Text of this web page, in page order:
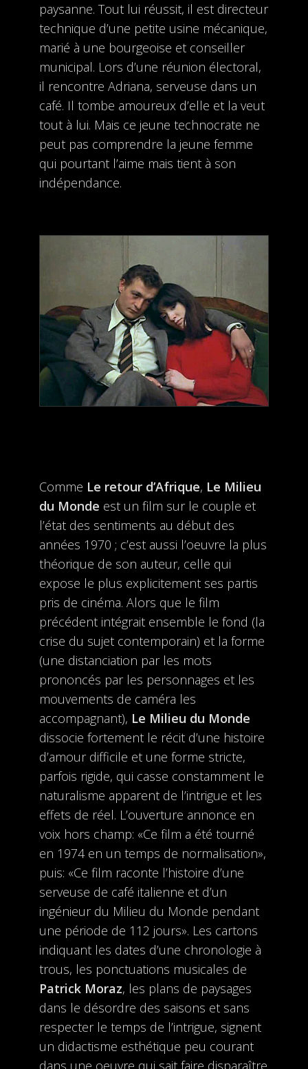
paysanne. Tout lui réussit, il est directeur
technique d’une petite usine mécanique,
marié à une bourgeoise et conseiller
municipal. Lors d’une réunion électoral,
il rencontre Adriana, serveuse dans un
café. Il tombe amoureux d’elle et la veut
tout à lui. Mais ce jeune technocrate ne
peut pas comprendre la jeune femme
qui pourtant l’aime mais tient à son
indépendance.
Comme Le retour d’Afrique, Le Milieu
du Monde est un film sur le couple et
l’état des sentiments au début des
années 1970 ; c’est aussi l’oeuvre la plus
théorique de son auteur, celle qui
expose le plus explicitement ses partis
pris de cinéma. Alors que le film
précédent intégrait ensemble le fond (la
crise du sujet contemporain) et la forme
(une distanciation par les mots
prononcés par les personnages et les
mouvements de caméra les
accompagnant), Le Milieu du Monde
dissocie fortement le récit d’une histoire
d’amour difficile et une forme stricte,
parfois rigide, qui casse constamment le
naturalisme apparent de l’intrigue et les
effets de réel. L’ouverture annonce en
voix hors champ: «Ce film a été tourné
en 1974 en un temps de normalisation»,
puis: «Ce film raconte l’histoire d’une
serveuse de café italienne et d’un
ingénieur du Milieu du Monde pendant
une période de 112 jours». Les cartons
indiquant les dates d’une chronologie à
trous, les ponctuations musicales de
Patrick Moraz, les plans de paysages
dans le désordre des saisons et sans
respecter le temps de l’intrigue, signent
un didactisme esthétique peu courant
dans une oeuvre qui sait faire disparaître